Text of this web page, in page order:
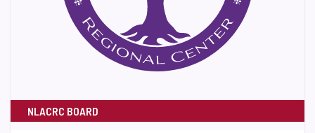
NLACRC BOARD